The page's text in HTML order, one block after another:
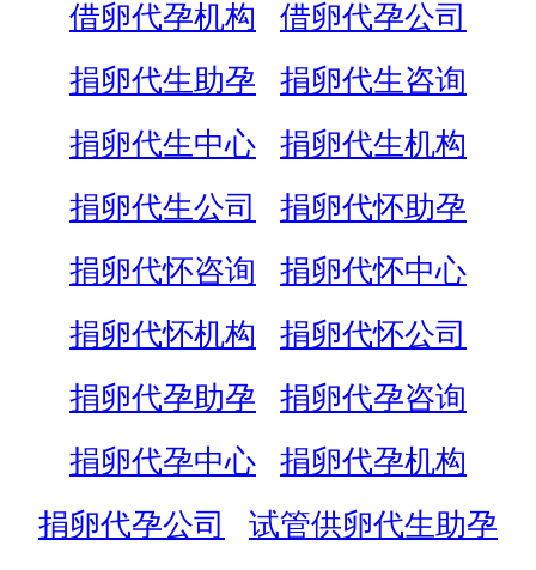
借卵代孕机构
借卵代孕公司
捐卵代生助孕
捐卵代生咨询
捐卵代生中心
捐卵代生机构
捐卵代生公司
捐卵代怀助孕
捐卵代怀咨询
捐卵代怀中心
捐卵代怀机构
捐卵代怀公司
捐卵代孕助孕
捐卵代孕咨询
捐卵代孕中心
捐卵代孕机构
捐卵代孕公司
试管供卵代生助孕